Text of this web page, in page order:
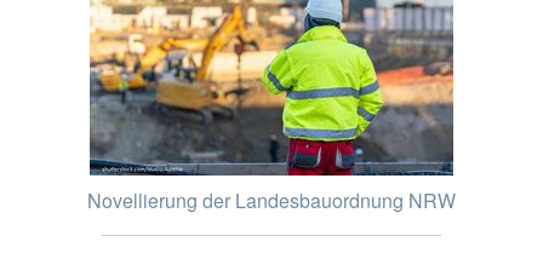
Novellierung der Landesbauordnung NRW